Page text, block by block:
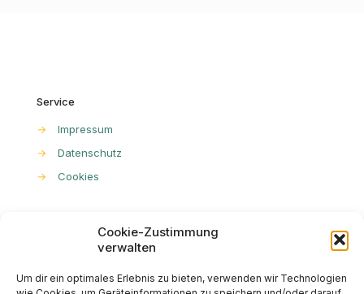
Cookie-Zustimmung
verwalten
Um dir ein optimales Erlebnis zu bieten, verwenden wir Technologien
Service
→
Impressum
→
Datenschutz
→
Cookies
mittagessen.app
25358 Horst